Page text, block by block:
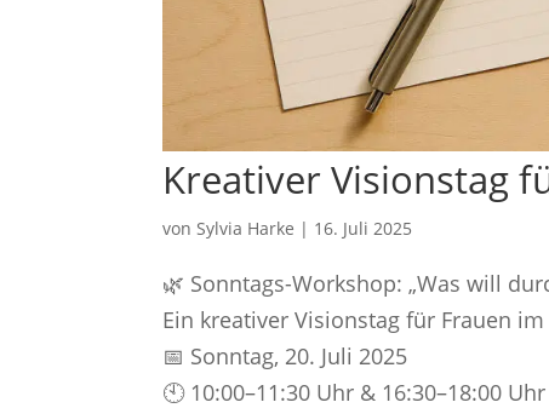
Kreativer Visionstag
von Sylvia Harke | 16. Juli 2025
🌿 Sonntags-Workshop: „Was will
Ein kreativer Visionstag für Frauen
📅 Sonntag, 20. Juli 2025
🕙 10:00–11:30 Uhr & 16:30–18:00 Uhr